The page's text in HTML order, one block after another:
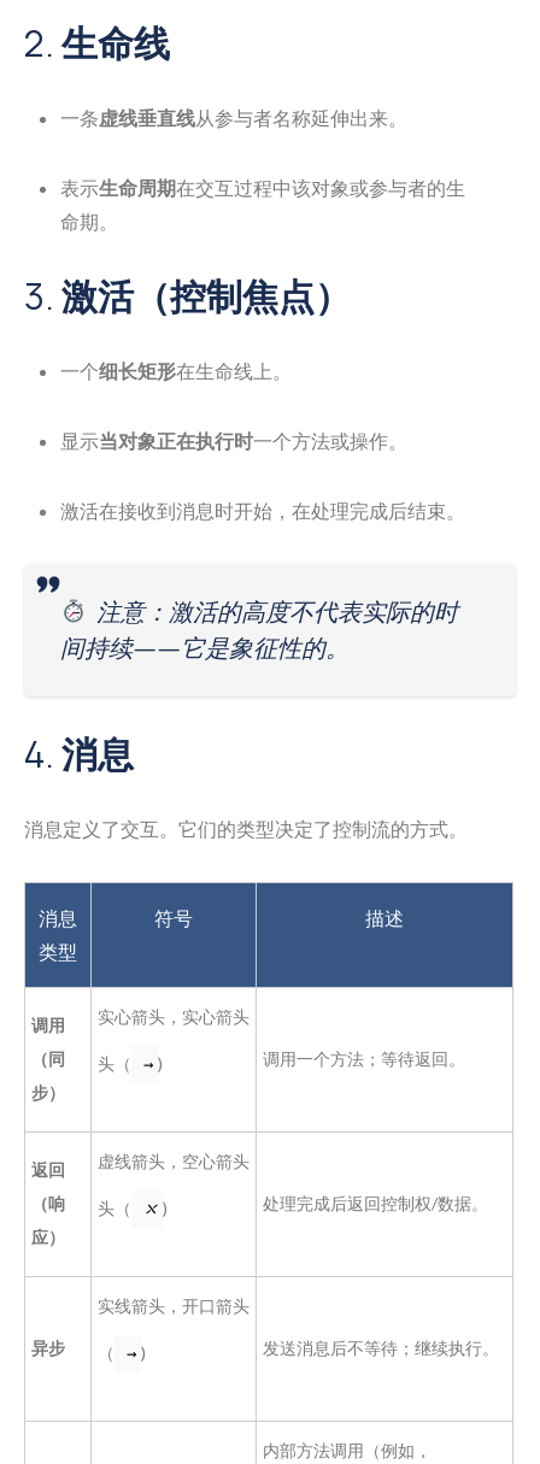
2.生命线
一条虚线垂直线从参与者名称延伸出来。
表示生命周期在交互过程中该对象或参与者的生
命期。
3.激活（控制焦点）
一个细长矩形在生命线上。
显示当对象正在执行时一个方法或操作。
激活在接收到消息时开始，在处理完成后结束。
注意：激活的高度不代表实际的时
间持续——它是象征性的。
4.消息
消息定义了交互。它们的类型决定了控制流的方式。
消息
类型
符号 描述
调用
（同
步）
实心箭头，实心箭头
头（ → ) 调用一个方法；等待返回。
返回
（响
应）
虚线箭头，空心箭头
头（ ⤬ ) 处理完成后返回控制权/数据。
异步
实线箭头，开口箭头
（ → ) 发送消息后不等待；继续执行。
内部方法调用（例如，